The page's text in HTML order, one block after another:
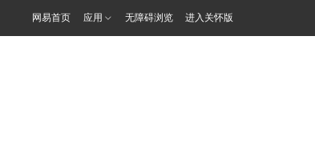
网易首页 应用 无障碍浏览 进入关怀版